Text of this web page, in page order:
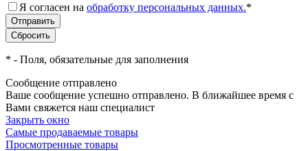
Я согласен на обработку персональных данных.*
* - Поля, обязательные для заполнения
Сообщение отправлено
Ваше сообщение успешно отправлено. В ближайшее время с
Вами свяжется наш специалист
Закрыть окно
Самые продаваемые товары
Просмотренные товары